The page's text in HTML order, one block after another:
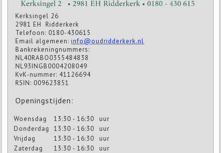
Kerksingel 26
2981 EH Ridderkerk
Telefoon: 0180-430615
Email algemeen:info@oudridderkerk.nl
Bankrekeningnummers:
NL40RABO0355484838
NL93INGB0004208049
KvK-nummer: 41126694
RSIN: 009623851
Openingstijden:
Woensdag 13:30 - 16:30
uur
Donderdag
13:30 - 16:30
uur
Vrijdag
13:30 - 16:30
uur
Zaterdag
13:30 - 16:30 uur